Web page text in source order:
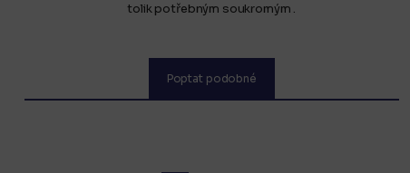
tolik potřebným soukromým .
Poptat podobné